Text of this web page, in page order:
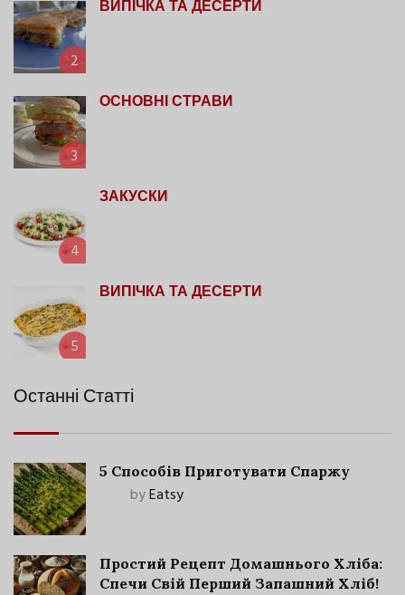
2
ВИПІЧКА ТА ДЕСЕРТИ
3
ОСНОВНІ СТРАВИ
4
ЗАКУСКИ
5
ВИПІЧКА ТА ДЕСЕРТИ
Останні Статті
5 Способів Приготувати Спаржу
byEatsy
Простий Рецепт Домашнього Хліба:
Спечи Свій Перший Запашний Хліб!